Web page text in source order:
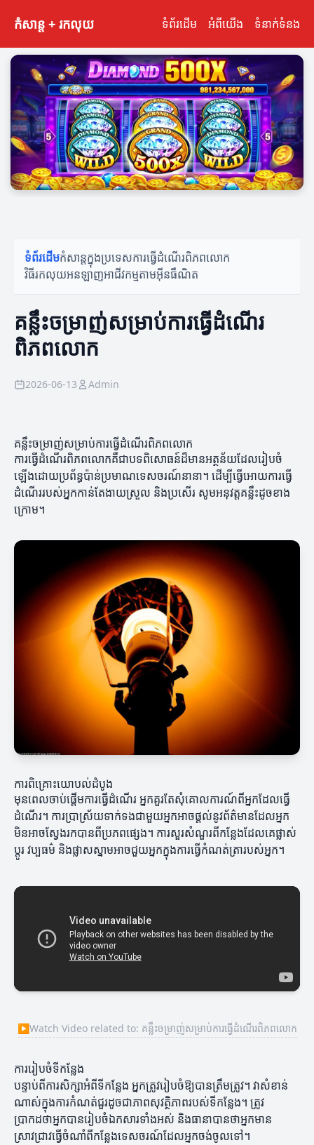
កំសាន្ត + រកលុយ ទំព័រដើម អំពីយើង ទំនាក់ទំនង
ទំព័រដើមកំសាន្តក្នុងប្រទេសការធ្វើដំណើរពិភពលោក
វិធីរកលុយអនឡាញអាជីវកម្មតាមអ៊ីនធឺណិត
គន្លឹះចម្រាញ់សម្រាប់ការធ្វើដំណើរ
ពិភពលោក
2026-06-13 Admin
គន្លឹះចម្រាញ់សម្រាប់ការធ្វើដំណើរពិភពលោក
ការធ្វើដំណើរពិភពលោកគឺជាបទពិសោធន៍ដ៏មានអត្ថន័យដែលរៀបចំ
ឡើងដោយប្រព័ន្ធប៉ាន់ប្រមាណទេសចរណ៍នានា។ ដើម្បីធ្វើអោយការធ្វើ
ដំណើររបស់អ្នកកាន់តែងាយស្រួល និងប្រសើរ សូមអនុវត្តគន្លឹះដូចខាង
ក្រោម។
ការពិគ្រោះយោបល់ដំបូង
មុនពេលចាប់ផ្តើមការធ្វើដំណើរ អ្នកគួរតែសុំគោលការណ៍ពីអ្នកដែលធ្វើ
ដំណើរ។ ការប្រាស្រ័យទាក់ទងជាមួយអ្នកអាចផ្តល់នូវព័ត៌មានដែលអ្នក
មិនអាចស្វែងរកបានពីប្រភពផ្សេង។ ការសួរសំណួរពីកន្លែងដែលគេផ្លាស់
ប្តូរ វប្បធម៌ និងផ្លាសស្នាមអាចជួយអ្នកក្នុងការធ្វើកំណត់ត្រារបស់អ្នក។
▶Watch Video related to: គន្លឹះចម្រាញ់សម្រាប់ការធ្វើដំណើរពិភពលោក
ការរៀបចំទីកន្លែង
បន្ទាប់ពីការសិក្សាអំពីទីកន្លែង អ្នកត្រូវរៀបចំឱ្យបានត្រឹមត្រូវ។ វាសំខាន់
ណាស់ក្នុងការកំណត់ជួរដូចជាភាពសុវត្ថិភាពរបស់ទីកន្លែង។ ត្រូវ
ប្រាកដថាអ្នកបានរៀបចំឯកសារទាំងអស់ និងធានាបានថាអ្នកមាន
ស្រាវជ្រាវធ្វើចំណាំពីកន្លែងទេសចរណ៍ដែលអ្នកចង់ចូលទៅ។